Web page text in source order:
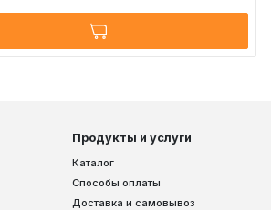
Продукты и услуги
Каталог
Способы оплаты
Доставка и самовывоз